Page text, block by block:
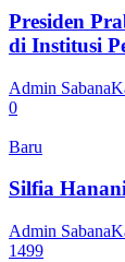
Presiden
di Institusi
Admin
0
Baru
Silfia
Admin
1499